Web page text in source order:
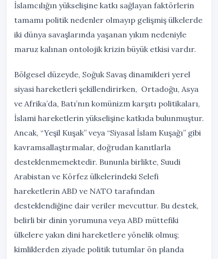
İslamcılığın yükselişine katkı sağlayan faktörlerin
tamamı politik nedenler olmayıp gelişmiş ülkelerde
iki dünya savaşlarında yaşanan yıkım nedeniyle
maruz kalınan ontolojik krizin büyük etkisi vardır.
Bölgesel düzeyde, Soğuk Savaş dinamikleri yerel
siyasi hareketleri şekillendirirken, Ortadoğu, Asya
ve Afrika’da, Batı’nın komünizm karşıtı politikaları,
İslami hareketlerin yükselişine katkıda bulunmuştur.
Ancak, “Yeşil Kuşak” veya “Siyasal İslam Kuşağı” gibi
kavramsallaştırmalar, doğrudan kanıtlarla
desteklenmemektedir. Bununla birlikte, Suudi
Arabistan ve Körfez ülkelerindeki Selefi
hareketlerin ABD ve NATO tarafından
desteklendiğine dair veriler mevcuttur. Bu destek,
belirli bir dinin yorumuna veya ABD müttefiki
ülkelere yakın dini hareketlere yönelik olmuş;
kimliklerden ziyade politik tutumlar ön planda